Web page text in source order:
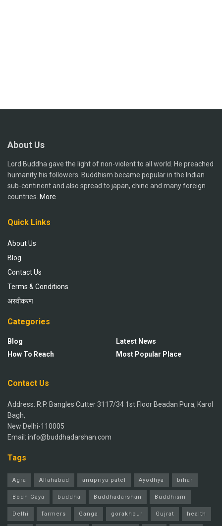
About Us
Lord Buddha gave the light of non-violent to all world. He preached
humanity his followers. Buddhism became popular in the Indian
sub-continent and also spread to japan, chine and many foreign
countries. More
Quick Links
About Us
Blog
Contact Us
Terms & Conditions
अस्वीकरण
Categories
Blog
How To Reach
Latest News
Most Popular Place
Contact Us
Address: R.P. Bangles Cutter 3117/34 1st Floor Beadan Pura, Karol
Bagh,
New Delhi-110005
Email: info@buddhadarshan.com
Tags
Agra Allahabad anupriya patel Ayodhya bihar
Bodh Gaya buddha Buddhadarshan Buddhism
Delhi farmers Ganga gorakhpur Gujrat health